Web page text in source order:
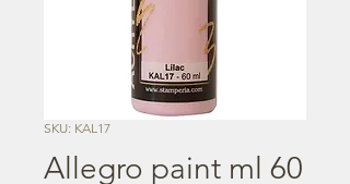
SKU: KAL17
Allegro paint ml 60